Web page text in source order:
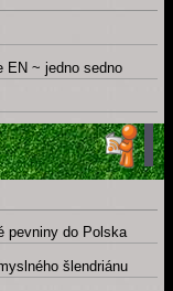
slovníky
EN ~ jedno sedno
pevniny do Polska
šlendriánu